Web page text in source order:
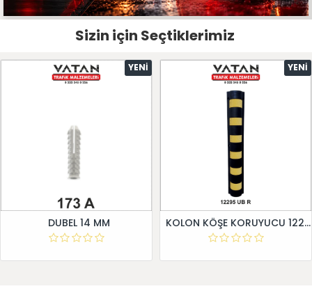
Sizin için Seçtiklerimiz
YENI
DUBEL 14 MM
YENI
KOLON KÖŞE KORUYUCU 12295 UB R